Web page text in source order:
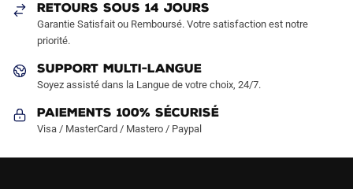
la
page
produit
page
RETOURS SOUS 14 JOURS
Garantie Satisfait ou Remboursé. Votre satisfaction est notre
priorité.
SUPPORT MULTI-LANGUE
Soyez assisté dans la Langue de votre choix, 24/7.
Paiements 100% Sécurisé
Visa / MasterCard / Mastero / Paypal